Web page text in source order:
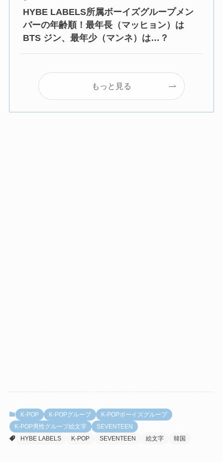
HYBE LABELS所属ボーイズグループメン
バーの年齢順！最年長（マッヒョン）は
BTS ジン、最年少（マンネ）は…？
もっと見る
K-POP K-POPグループ
K-POPボーイズグループ
K-POP男性グループ絵文字
SEVENTEEN
HYBE LABELS
K-POP SEVENTEEN 絵文字 韓国